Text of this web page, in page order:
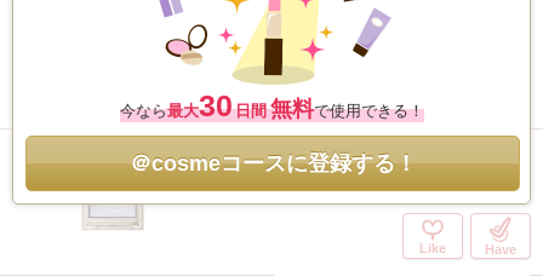
今なら最大30日間 無料で使用できる！
＠cosmeコースに登録する！
ト
/ コスメデコルテ
5.7
2,728件
モノアイカラーレーション/ ルナソル
Like Have